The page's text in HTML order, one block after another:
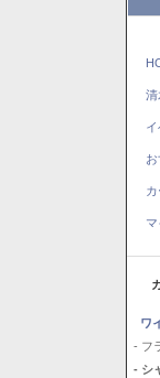
清
カ
ワ
- フ
- シ